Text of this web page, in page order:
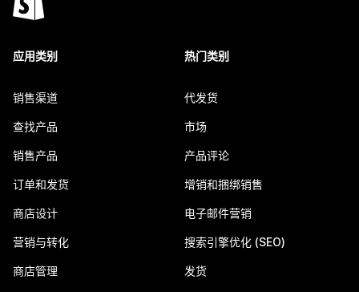
应用类别
销售渠道
查找产品
销售产品
订单和发货
商店设计
营销与转化
商店管理
热门类别
代发货
市场
产品评论
增销和捆绑销售
电子邮件营销
搜索引擎优化 (SEO)
发货